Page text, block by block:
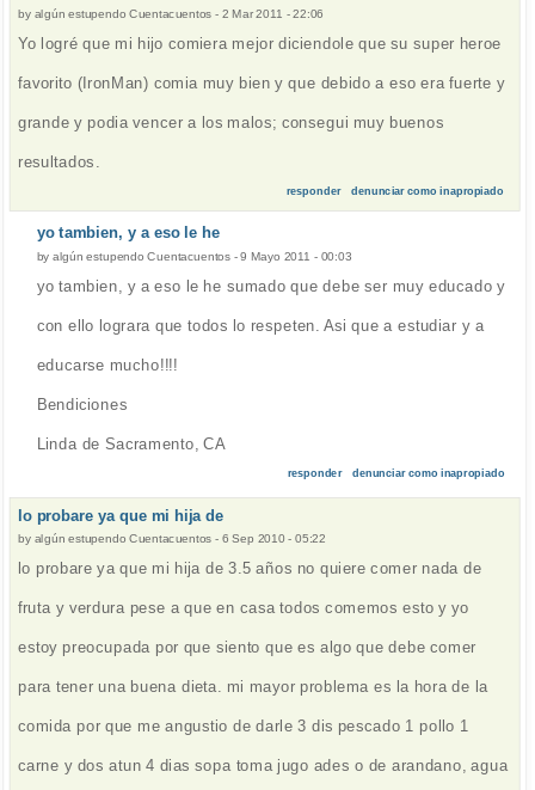
by algún estupendo Cuentacuentos - 2 Mar 2011 - 22:06
Yo logré que mi hijo comiera mejor diciendole que su super heroe
favorito (IronMan) comia muy bien y que debido a eso era fuerte y
grande y podia vencer a los malos; consegui muy buenos
resultados.
responder denunciar como inapropiado
yo tambien, y a eso le he
byalgún estupendo Cuentacuentos -9 Mayo 2011 - 00:03
yo tambien, y a eso le he sumado que debe ser muy educado y
con ello lograra que todos lo respeten. Asi que a estudiar y a
educarse mucho!!!!
Bendiciones
Linda de Sacramento, CA
responder denunciar como inapropiado
lo probare ya que mi hija de
by algún estupendo Cuentacuentos - 6 Sep 2010 - 05:22
lo probare ya que mi hija de 3.5 años no quiere comer nada de
fruta y verdura pese a que en casa todos comemos esto y yo
estoy preocupada por que siento que es algo que debe comer
para tener una buena dieta. mi mayor problema es la hora de la
comida por que me angustio de darle 3 dis pescado 1 pollo 1
carne y dos atun 4 dias sopa toma jugo ades o de arandano, agua